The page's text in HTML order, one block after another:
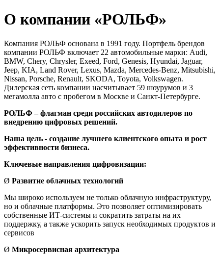
О компании «РОЛЬФ»
Компания РОЛЬФ основана в 1991 году. Портфель брендов
компании РОЛЬФ включает 22 автомобильные марки: Audi,
BMW, Chery, Chrysler, Exeed, Ford, Genesis, Hyundai, Jaguar,
Jeep, KIA, Land Rover, Lexus, Mazda, Mercedes-Benz, Mitsubishi,
Nissan, Porsche, Renault, SKODA, Toyota, Volkswagen.
Дилерская сеть компании насчитывает 59 шоурумов и 3
мегамолла авто с пробегом в Москве и Санкт-Петербурге.
РОЛЬФ – флагман среди российских автодилеров по
внедрению цифровых решений.
Наша цель - создание лучшего клиентского опыта и рост
эффективности бизнеса.
Ключевые направления цифровизации:
Ø Развитие облачных технологий
Мы широко используем не только облачную инфраструктуру,
но и облачные платформы. Это позволяет оптимизировать
собственные ИТ-системы и сократить затраты на их
поддержку, а также ускорить запуск необходимых продуктов и
сервисов
Ø Микросервисная архитектура